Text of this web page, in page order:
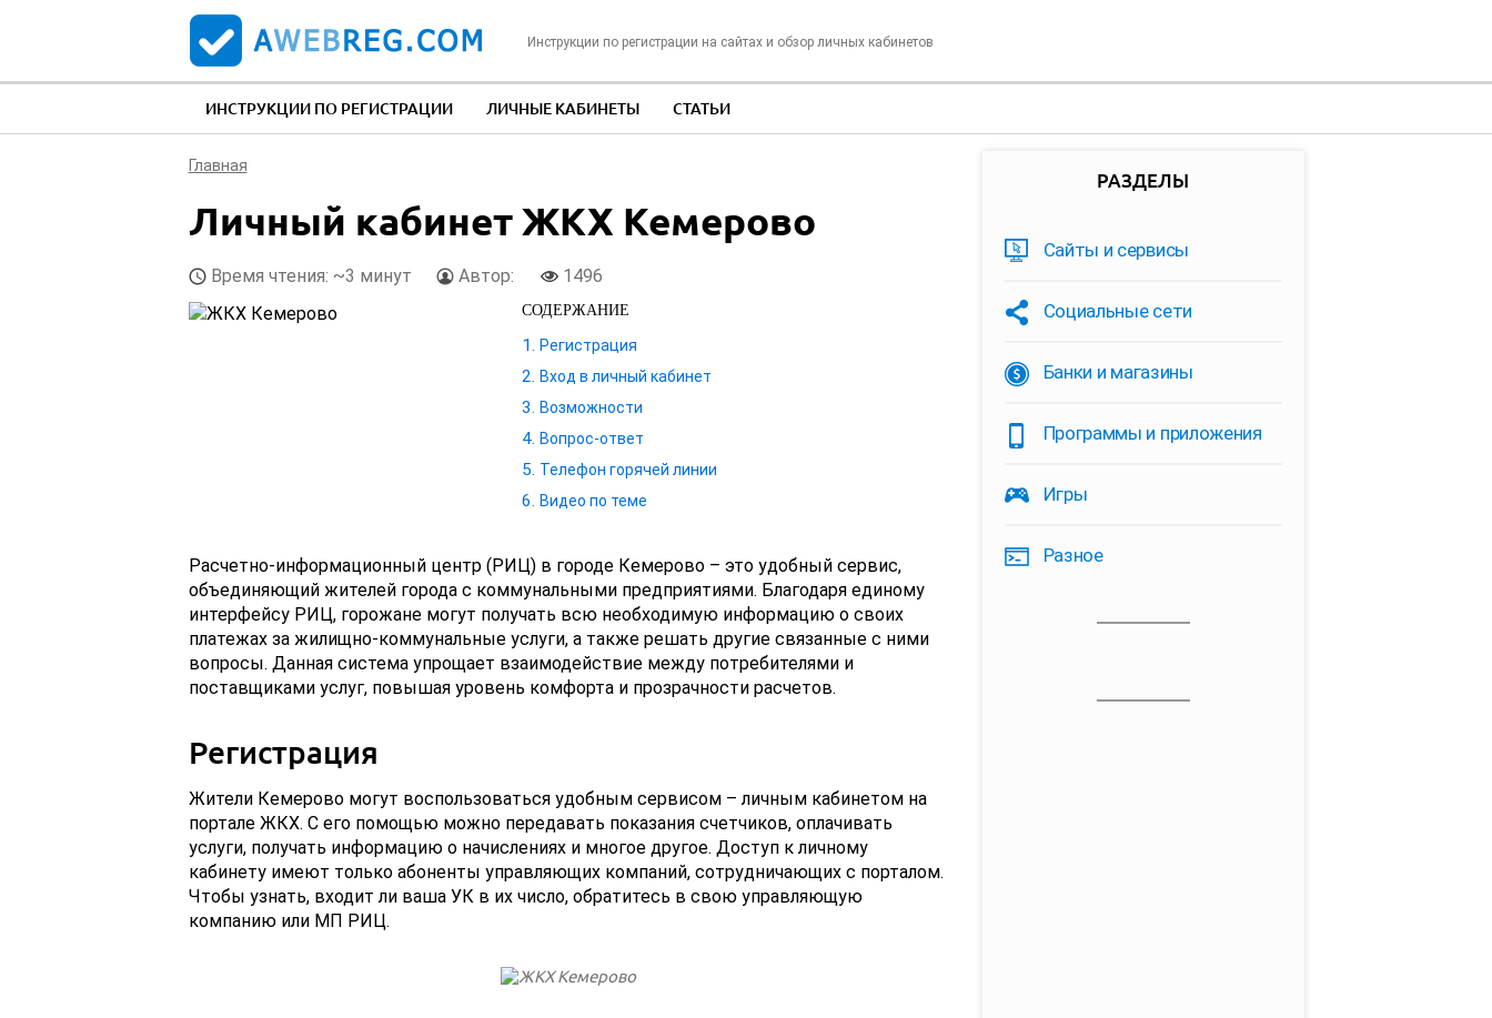
Инструкции по регистрации на сайтах и обзор личных кабинетов
ИНСТРУКЦИИ ПО РЕГИСТРАЦИИ ЛИЧНЫЕ КАБИНЕТЫ СТАТЬИ
Главная
Личный кабинет ЖКХ Кемерово
Время чтения: ~3 минут Автор: 1496
СОДЕРЖАНИЕ
Регистрация
Вход в личный кабинет
Возможности
Вопрос-ответ
Телефон горячей линии
Видео по теме
Расчетно-информационный центр (РИЦ) в городе Кемерово – это удобный сервис,
объединяющий жителей города с коммунальными предприятиями. Благодаря единому
интерфейсу РИЦ, горожане могут получать всю необходимую информацию о своих
платежах за жилищно-коммунальные услуги, а также решать другие связанные с ними
вопросы. Данная система упрощает взаимодействие между потребителями и
поставщиками услуг, повышая уровень комфорта и прозрачности расчетов.
Регистрация
Жители Кемерово могут воспользоваться удобным сервисом – личным кабинетом на
портале ЖКХ. С его помощью можно передавать показания счетчиков, оплачивать
услуги, получать информацию о начислениях и многое другое. Доступ к личному
кабинету имеют только абоненты управляющих компаний, сотрудничающих с порталом.
Чтобы узнать, входит ли ваша УК в их число, обратитесь в свою управляющую
компанию или МП РИЦ.
РАЗДЕЛЫ
Сайты и сервисы
Социальные сети
Банки и магазины
Программы и приложения
Игры
Разное